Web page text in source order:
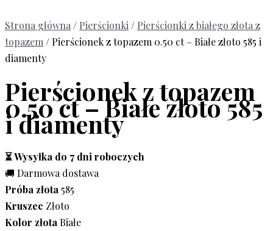
Strona główna / Pierścionki / Pierścionki z białego złota z
topazem / Pierścionek z topazem 0.50 ct – Białe złoto 585 i
diamenty
Pierścionek z topazem
0.50 ct – Białe złoto 585
i diamenty
⏳ Wysyłka do 7 dni roboczych
🚚 Darmowa dostawa
Próba złota 585
Kruszec Złoto
Kolor złota Białe